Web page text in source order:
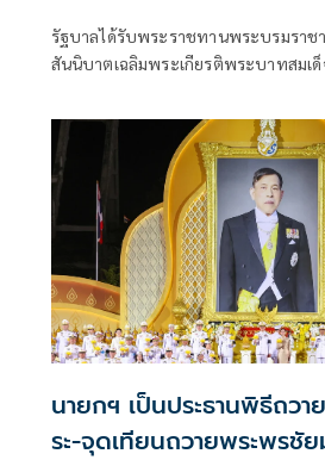
รัฐบาลได้รับพระราชทานพระบรมราช
สันนิบาตเฉลิมพระเกียรติพระบาทสมเด็
ไมตรี ทำเนียบรัฐบาล
นายกฯ เป็นประธานพิธีถวา
ระ-จุดเทียนถวายพระพรชั